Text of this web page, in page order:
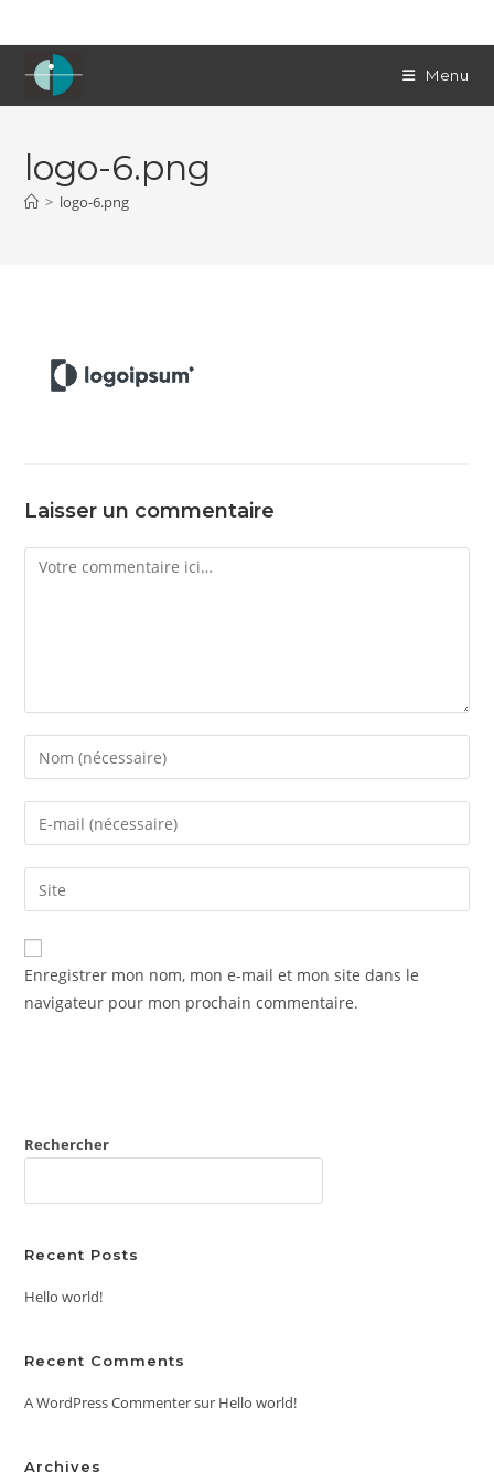
to
content
Menu
logo-6.png
> logo-6.png
Laisser un commentaire
Comment
Enter
your
name
comment
Enter
your
email
address
comment
Saisir
l’URL
de
votre
(facultatif)
Enregistrer mon nom, mon e-mail et mon site dans le
navigateur pour mon prochain commentaire.
Rechercher
Recent Posts
Hello world!
Recent Comments
A WordPress Commentersur Hello world!
Archives